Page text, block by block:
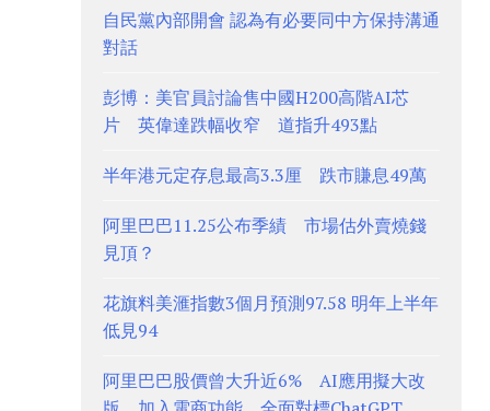
自民黨內部開會 認為有必要同中方保持溝通
對話
彭博：美官員討論售中國H200高階AI芯
片 英偉達跌幅收窄 道指升493點
半年港元定存息最高3.3厘 跌市賺息49萬
阿里巴巴11.25公布季績 市場估外賣燒錢
見頂？
花旗料美滙指數3個月預測97.58 明年上半年
低見94
阿里巴巴股價曾大升近6% AI應用擬大改